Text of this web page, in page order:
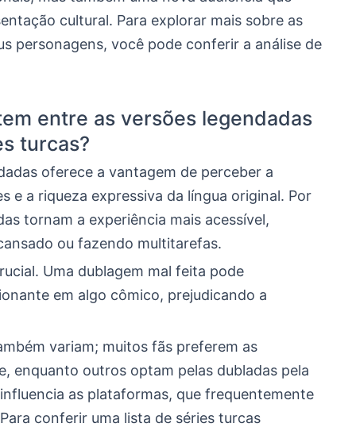
cultural. Para explorar mais sobre as
personagens, você pode conferir a análise de
entre as versões legendadas
turcas?
oferece a vantagem de perceber a
e a riqueza expressiva da língua original. Por
tornam a experiência mais acessível,
ou fazendo multitarefas.
Uma dublagem mal feita pode
em algo cômico, prejudicando a
variam; muitos fãs preferem as
enquanto outros optam pelas dubladas pela
as plataformas, que frequentemente
conferir uma lista de séries turcas